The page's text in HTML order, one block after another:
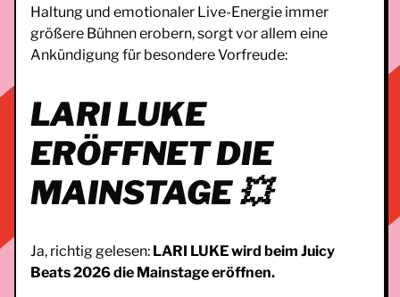
Haltung und emotionaler Live-Energie immer
größere Bühnen erobern, sorgt vor allem eine
Ankündigung für besondere Vorfreude:
LARI LUKE
ERÖFFNET DIE
MAINSTAGE 💥
Ja, richtig gelesen: LARI LUKE wird beim Juicy
Beats 2026 die Mainstage eröffnen.